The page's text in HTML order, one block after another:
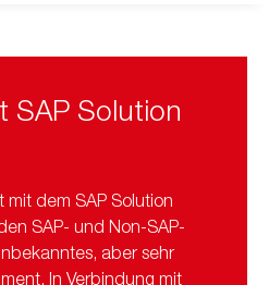
SAP Solution
mit dem SAP Solution
SAP- und Non-SAP-
aber sehr
In Verbindung mit